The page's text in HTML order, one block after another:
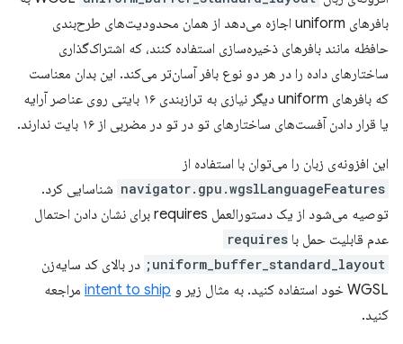
بافرهای uniform اجازه می‌دهد از همان محدودیت‌های طرح‌بندی
حافظه مانند بافرهای ذخیره‌سازی استفاده کنند، که اشتراک‌گذاری
ساختارهای داده را در هر دو نوع بافر آسان‌تر می‌کند. این بدان معناست
که بافرهای uniform دیگر نیازی به ترازبندی ۱۶ بایتی روی عناصر آرایه
یا قرار دادن آفست‌های ساختارهای تو در تو در مضربی از ۱۶ بایت ندارند.
این افزونه‌ی زبان را می‌توان با استفاده از
navigator.gpu.wgslLanguageFeatures شناسایی کرد.
توصیه می‌شود از یک دستورالعمل requires برای نشان دادن احتمال
عدم قابلیت حمل با requires
uniform_buffer_standard_layout;
در بالای کد سایه‌زن
WGSL خود استفاده کنید. به مثال زیر و
intent to ship مراجعه
کنید.